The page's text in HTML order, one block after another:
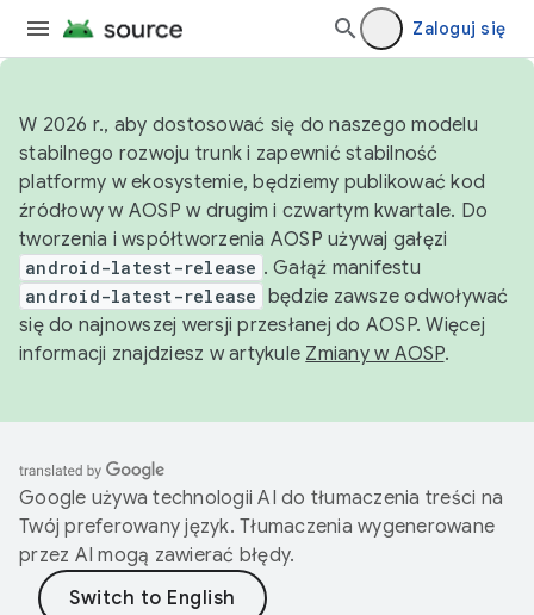
Zaloguj się
W 2026 r., aby dostosować się do naszego modelu
stabilnego rozwoju trunk i zapewnić stabilność
platformy w ekosystemie, będziemy publikować kod
źródłowy w AOSP w drugim i czwartym kwartale. Do
tworzenia i współtworzenia AOSP używaj gałęzi
android-latest-release . Gałąź manifestu
android-latest-release będzie zawsze odwoływać
się do najnowszej wersji przesłanej do AOSP. Więcej
informacji znajdziesz w artykule Zmiany w AOSP.
Google używa technologii AI do tłumaczenia treści na
Twój preferowany język. Tłumaczenia wygenerowane
przez AI mogą zawierać błędy.